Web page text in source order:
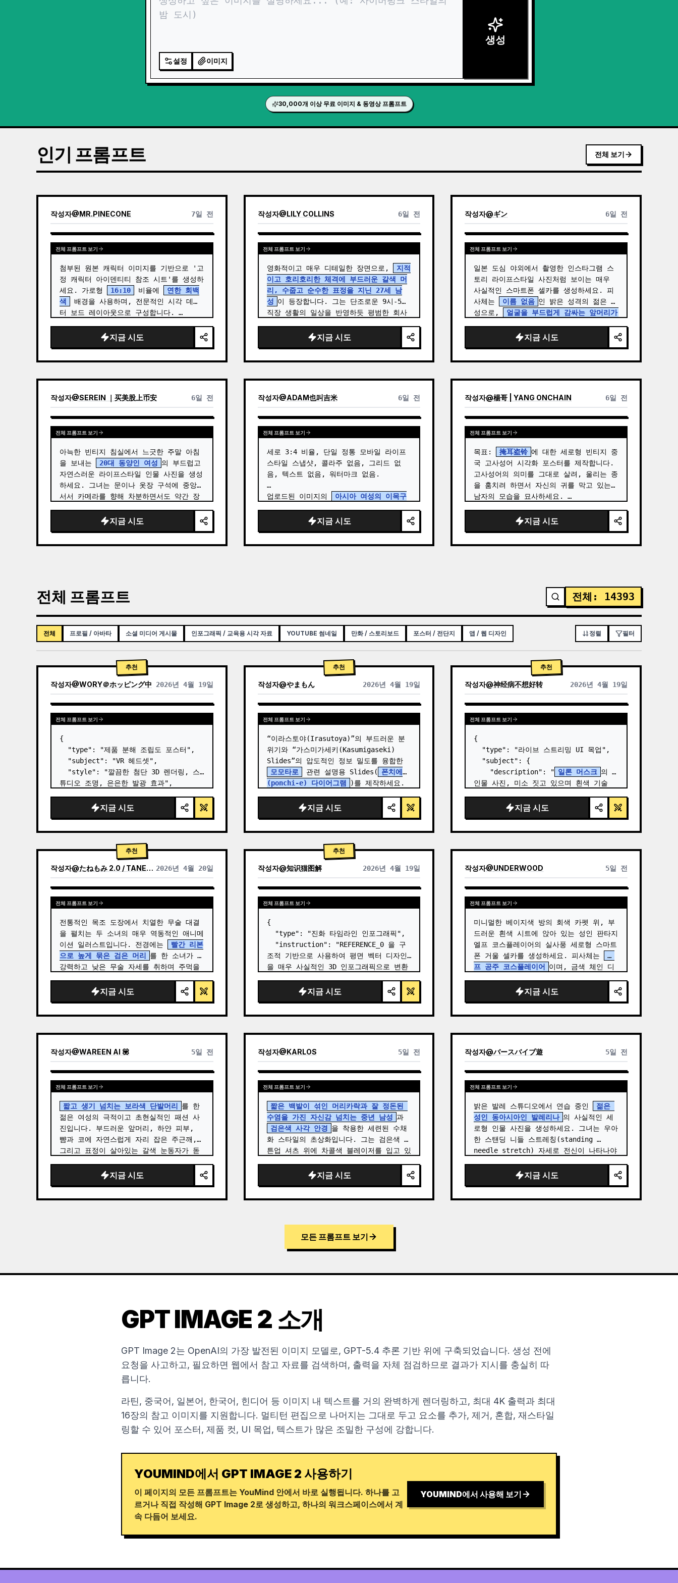
설정 이미지
생성
30,000개 이상 무료 이미지 & 동영상 프롬프트
인기 프롬프트 전체 보기
작성자@MR.PINECONE 7일 전
전체 프롬프트 보기
첨부된 원본 캐릭터 이미지를 기반으로 '고
정 캐릭터 아이덴티티 참조 시트'를 생성하
세요. 가로형
16:10 비율에
연한 회백
색
배경을 사용하며, 전문적인 시각 데이
터 보드 레이아웃으로 구성합니다. …
지금 시도
작성자@LILY COLLINS 6일 전
전체 프롬프트 보기
영화적이고 매우 디테일한 장면으로,
지적
이고 호리호리한 체격에 부드러운 갈색 머
리, 수줍고 순수한 표정을 지닌 27세 남
성 이 등장합니다. 그는 단조로운 9시-5시
직장 생활의 일상을 반영하듯 평범한 회사
지금 시도
작성자@ギン 6일 전
전체 프롬프트 보기
일본 도심 야외에서 촬영한 인스타그램 스
토리 라이프스타일 사진처럼 보이는 매우
사실적인 스마트폰 셀카를 생성하세요. 피
사체는
이름 없음 인 밝은 성격의 젊은 여
성으로,
얼굴을 부드럽게 감싸는 앞머리가
자연스러운 메이크업, 맑고 빛나는 피부,
작은 링 귀걸이를 착용하고 카메라를 정…
지금 시도
작성자@SEREIN ｜买美股上币安 6일 전
전체 프롬프트 보기
아늑한 빈티지 침실에서 느긋한 주말 아침
을 보내는
20대 동양인 여성 의 부드럽고
자연스러운 라이프스타일 인물 사진을 생성
하세요. 그녀는 문이나 옷장 구석에 중앙에
서서 카메라를 향해 차분하면서도 약간 장
눈, 은은한 메이크업, 사실적인 피부 질감
을 보여줍니다. …
지금 시도
작성자@ADAM也叫吉米 6일 전
전체 프롬프트 보기
세로 3:4 비율, 단일 정통 모바일 라이프
스타일 스냅샷, 콜라주 없음, 그리드 없
음, 텍스트 없음, 워터마크 없음.
업로드된 이미지의
아시아 여성의 이목구
러운 피부 질감 과 전반적인 분위기만 참조
하여 외모의 일관성을 유지하세요. …
지금 시도
작성자@楊哥 | YANG ONCHAIN 6일 전
전체 프롬프트 보기
목표: 掩耳盗铃 에 대한 세로형 빈티지 중
국 고사성어 시각화 포스터를 제작합니다.
고사성어의 의미를 그대로 살려, 울리는 종
을 훔치려 하면서 자신의 귀를 막고 있는
남자의 모습을 묘사하세요. …
지금 시도
전체 프롬프트 전체 : 14393
전체 프로필 / 아바타 소셜 미디어 게시물 인포그래픽 / 교육용 시각 자료 YOUTUBE 썸네일 만화 / 스토리보드 포스터 / 전단지 앱 / 웹 디자인 정렬 필터
추천
작성자@WORY＠ホッピング中 2026년 4월 19일
전체 프롬프트 보기
{
  "type": "제품 분해 조립도 포스터",
  "subject": "VR 헤드셋",
  "style": "깔끔한 첨단 3D 렌더링, 스
튜디오 조명, 은은한 발광 효과",
파란색 그라데이션
",
  "header": {
지금 시도
추천
작성자@やまもん 2026년 4월 19일
다른 모델 결과 보기
전체 프롬프트 보기
“이라스토야(Irasutoya)”의 부드러운 분
위기와 “가스미가세키(Kasumigaseki)
Slides”의 압도적인 정보 밀도를 융합한
모모타로
관련 설명용 Slides(
폰치에
(ponchi-e) 다이어그램
)를 제작하세요.
지금 시도
추천
작성자@神经病不想好转 2026년 4월 19일
전체 프롬프트 보기
{
  "type": "라이브 스트리밍 UI 목업",
  "subject": {
    "description": "
일론 머스크 의
인물 사진, 미소 짓고 있으며 흰색 기술
    "background": "왼쪽에는
지금 시도
추천
작성자@たねもみ 2.0 / TANEMOMI VER2.0 2026년 4월 20일
전체 프롬프트 보기
전통적인 목조 도장에서 치열한 무술 대결
을 펼치는 두 소녀의 매우 역동적인 애니메
이션 일러스트입니다. 전경에는
빨간 리본
으로 높게 묶은 검은 머리
를 한 소녀가
강력하고 낮은 무술 자세를 취하며 주먹을
지금 시도
추천
작성자@知识猫图解 2026년 4월 19일
전체 프롬프트 보기
{
  "type": "진화 타임라인 인포그래픽",
  "instruction": "REFERENCE_0 을 구
조적 기반으로 사용하여 평면 벡터 디자인
을 매우 사실적인 3D 인포그래픽으로 변환
으로 교체하고 모든 생물을 고화질 실사
3D 모델로 업그레이드하세요.",
name=\"background style\"
지금 시도
작성자@UNDERWOOD 5일 전
전체 프롬프트 보기
미니멀한 베이지색 방의 회색 카펫 위, 부
드러운 흰색 시트에 앉아 있는 성인 판타지
엘프 코스플레이어의 실사풍 세로형 스마트
폰 거울 셀카를 생성하세요. 피사체는
엘
프 공주 코스플레이어
이며, 금색 체인 디
파란색 꽃 장식이 달린 섬세한 흰색 드레이
프 판타지 의상을 착용하고 있습니다. …
지금 시도
작성자@WAREEN AI 💟 5일 전
전체 프롬프트 보기
짧고 생기 넘치는 보라색 단발머리
를 한
젊은 여성의 극적이고 초현실적인 패션 사
진입니다. 부드러운 앞머리, 하얀 피부,
뺨과 코에 자연스럽게 자리 잡은 주근깨,
그리고 표정이 살아있는 갈색 눈동자가 돋
빨간색 긴팔 면 셔츠
를 입고 그 안에 몸
에 딱 맞는 흰색 스쿱 넥 크롭 탑을 매치
지금 시도
작성자@KARLOS 5일 전
전체 프롬프트 보기
짧은 백발이 섞인 머리카락과 잘 정돈된
수염을 가진 자신감 넘치는 중년 남성
과
검은색 사각 안경 을 착용한 세련된 수채
화 스타일의 초상화입니다. 그는 검은색 버
튼업 셔츠 위에 차콜색 블레이저를 입고 있
사색하듯 바라보고 있습니다. 이 작품은 사
실적인 얼굴 묘사와 따뜻한 베이지, 회색,
지금 시도
작성자@バースバイブ遊 5일 전
전체 프롬프트 보기
밝은 발레 스튜디오에서 연습 중인
젊은
성인 동아시아인 발레리나 의 사실적인 세
로형 인물 사진을 생성하세요. 그녀는 우아
한 스탠딩 니들 스트레칭(standing
needle stretch) 자세로 전신이 나타나야
지금 시도
모든 프롬프트 보기
GPT IMAGE 2 소개
GPT Image 2는 OpenAI의 가장 발전된 이미지 모델로, GPT-5.4 추론 기반 위에 구축되었습니다. 생성 전에
요청을 사고하고, 필요하면 웹에서 참고 자료를 검색하며, 출력을 자체 점검하므로 결과가 지시를 충실히 따
릅니다.
라틴, 중국어, 일본어, 한국어, 힌디어 등 이미지 내 텍스트를 거의 완벽하게 렌더링하고, 최대 4K 출력과 최대
16장의 참고 이미지를 지원합니다. 멀티턴 편집으로 나머지는 그대로 두고 요소를 추가, 제거, 혼합, 재스타일
링할 수 있어 포스터, 제품 컷, UI 목업, 텍스트가 많은 조밀한 구성에 강합니다.
YOUMIND에서 GPT IMAGE 2 사용하기
이 페이지의 모든 프롬프트는 YouMind 안에서 바로 실행됩니다. 하나를 고
르거나 직접 작성해 GPT Image 2로 생성하고, 하나의 워크스페이스에서 계
속 다듬어 보세요.
YOUMIND에서 사용해 보기